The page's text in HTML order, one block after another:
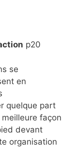
p20
se
en
quelque part
façon
devant
organisation